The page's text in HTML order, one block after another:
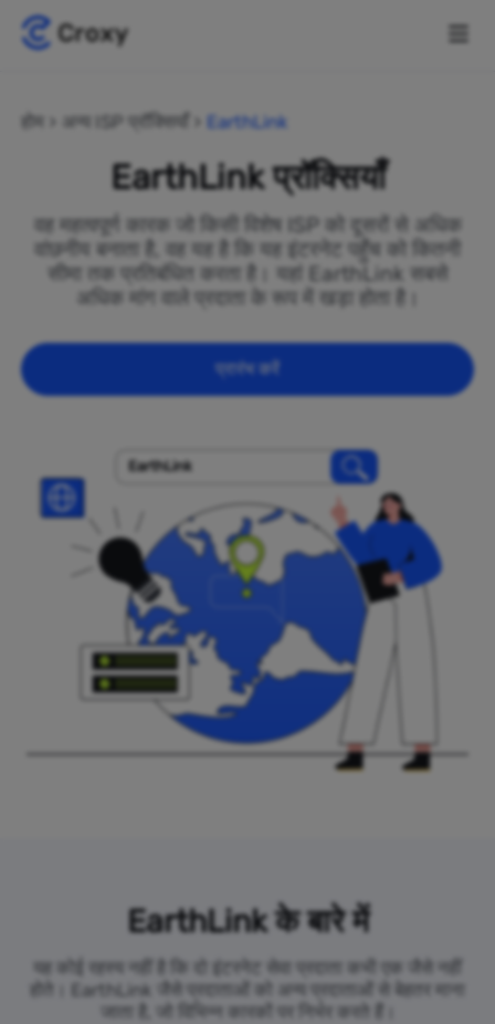
होम अन्य ISP प्रॉक्सियाँ EarthLink
EarthLink प्रॉक्सियाँ
वह महत्वपूर्ण कारक जो किसी विशेष ISP को दूसरों से अधिक
वांछनीय बनाता है, वह यह है कि यह इंटरनेट पहुँच को कितनी
सीमा तक प्रतिबंधित करता है। यहां EarthLink सबसे
अधिक मांग वाले प्रदाता के रूप में खड़ा होता है।
प्रारंभ करें
EarthLink
EarthLink के बारे में
यह कोई रहस्य नहीं है कि दो इंटरनेट सेवा प्रदाता कभी एक जैसे नहीं
होते। EarthLink जैसे प्रदाताओं को अन्य प्रदाताओं से बेहतर माना
जाता है, जो विभिन्न कारकों पर निर्भर करते हैं।